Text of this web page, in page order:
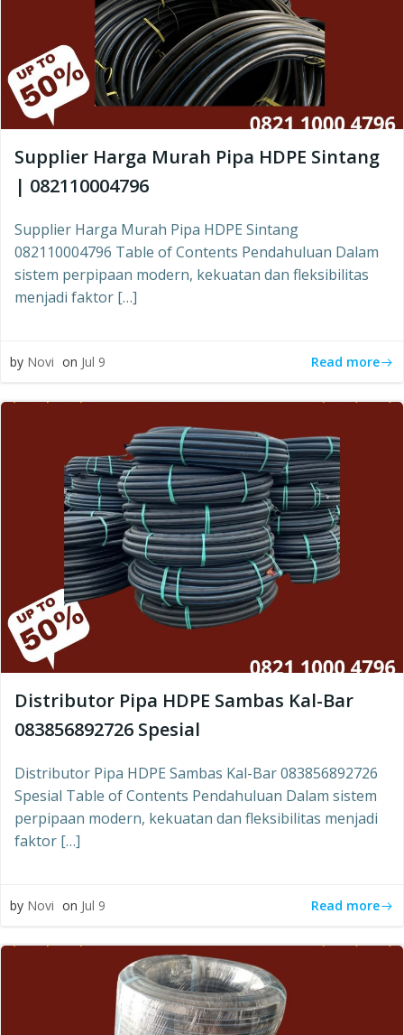
Supplier Harga Murah Pipa HDPE Sintang
| 082110004796
Supplier Harga Murah Pipa HDPE Sintang
082110004796 Table of Contents Pendahuluan Dalam
sistem perpipaan modern, kekuatan dan fleksibilitas
menjadi faktor […]
by Novi on Jul 9 Read more
Distributor Pipa HDPE Sambas Kal-Bar
083856892726 Spesial
Distributor Pipa HDPE Sambas Kal-Bar 083856892726
Spesial Table of Contents Pendahuluan Dalam sistem
perpipaan modern, kekuatan dan fleksibilitas menjadi
faktor […]
by Novi on Jul 9 Read more